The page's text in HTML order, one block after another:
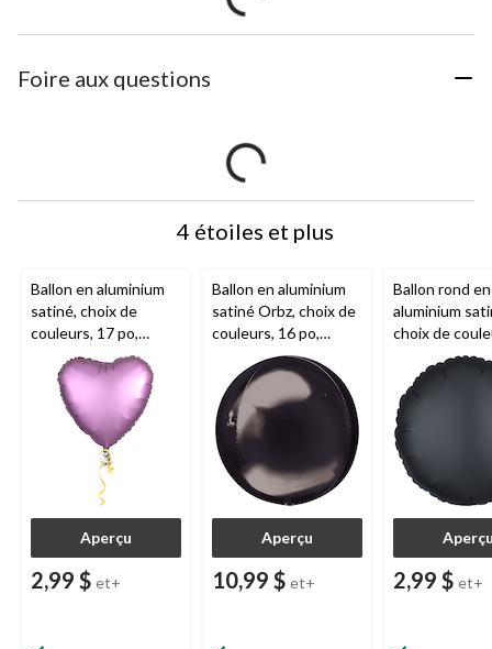
Foire aux questions
4 étoiles et plus
Ballon en aluminium
satiné, choix de
couleurs, 17 po,
coeur, gonflage
hélium compris, pour
anniversaire/Saint-
Valentin/occasion
Aperçu
2,99 $ et+
Ballon en aluminium
satiné Orbz, choix de
couleurs, 16 po,
gonflement à l'hélium
et ruban inclus, pour
anniversaire/occasion
spéciale
Aperçu
10,99 $ et+
Ballon rond en
aluminium
choix de
po,
l'hélium et
inclus, pour
anniversaire/
spéciale
2,99 $ et+